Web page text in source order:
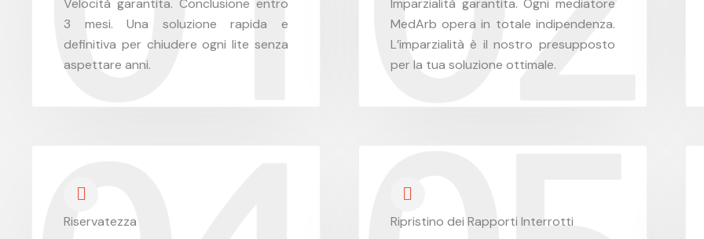
Velocità garantita. Conclusione entro
3 mesi. Una soluzione rapida e
definitiva per chiudere ogni lite senza
aspettare anni.
Riservatezza
Imparzialità garantita. Ogni mediatore
MedArb opera in totale indipendenza.
L’imparzialità è il nostro presupposto
per la tua soluzione ottimale.
Ripristino dei Rapporti Interrotti